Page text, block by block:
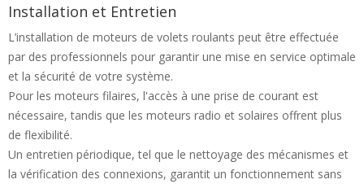
Installation et Entretien
L’installation de moteurs de volets roulants peut être effectuée
par des professionnels pour garantir une mise en service optimale
et la sécurité de votre système.
Pour les moteurs filaires, l'accès à une prise de courant est
nécessaire, tandis que les moteurs radio et solaires offrent plus
de flexibilité.
Un entretien périodique, tel que le nettoyage des mécanismes et
la vérification des connexions, garantit un fonctionnement sans